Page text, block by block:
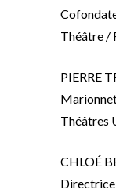
Théâtre /
PIERRE
Théâtres
CHLOÉ
Directrice